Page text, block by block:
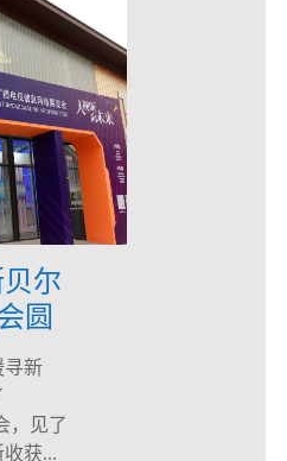
尔
圆
寻新
，见了
获...